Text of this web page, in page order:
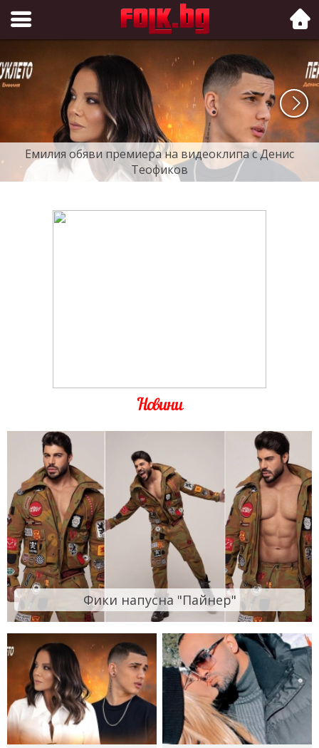
Folk.bg
Емилия обяви премиера на видеоклипа с Денис
Теофиков
Новини
Фики напусна "Пайнер"